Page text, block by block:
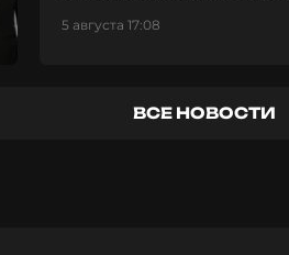
5 августа 17:08
ВСЕ НОВОСТИ